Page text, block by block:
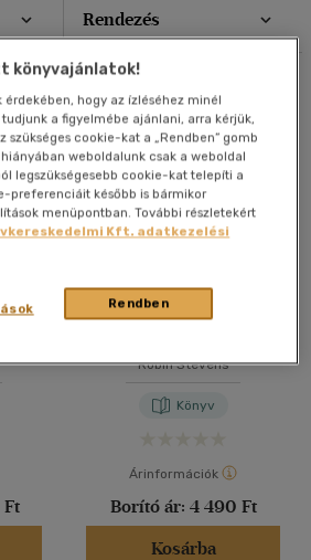
Ft(6)
(1)
Rendezés
Alkalmaz
Összesen7db
Hajtű-rejtély Hongkongban
Robin Stevens
Könyv
Árinformációk
Borító ár: 4 490 Ft
Kosárba
könyvajánlatok!
érdekében, hogy az ízléséhez minél
a figyelmébe ajánlani, arra kérjük,
szükséges cookie-kat a „Rendben” gomb
weboldalunk csak a weboldal
legszükségesebb cookie-kat telepíti a
preferenciáit később is bármikor
menüpontban. További részletekért
Kft. adatkezelési
Rendben